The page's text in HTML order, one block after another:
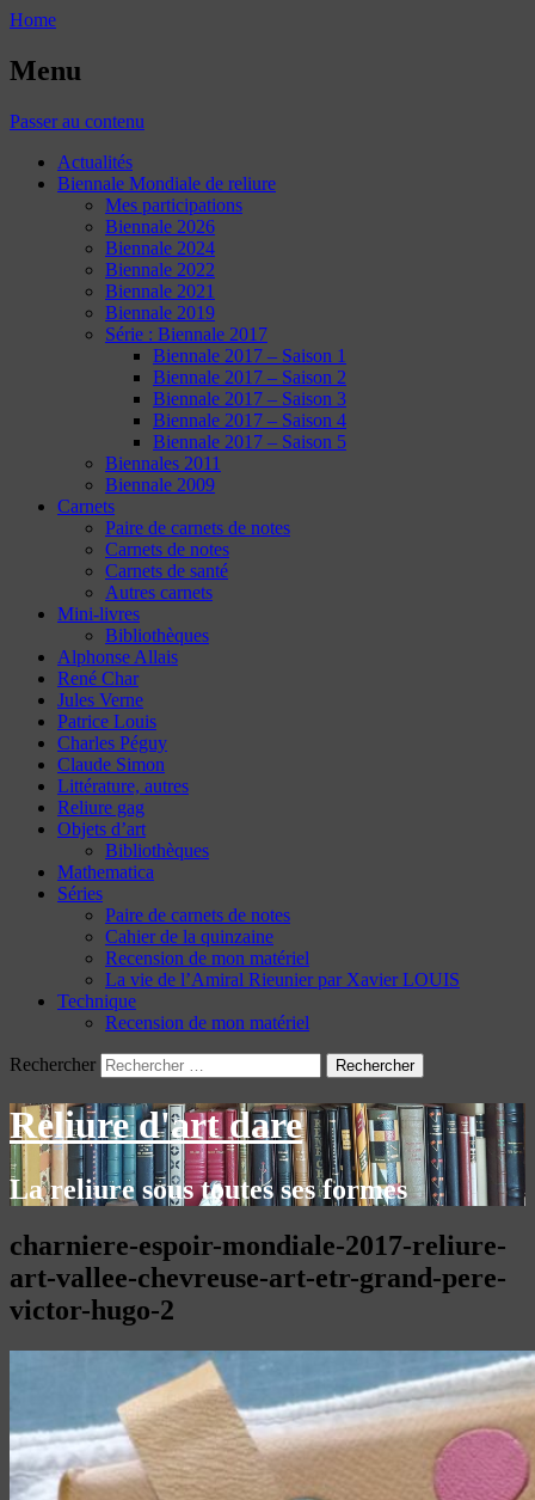
Home
Menu
Passer au contenu
Actualités
Biennale Mondiale de reliure
Mes participations
Biennale 2026
Biennale 2024
Biennale 2022
Biennale 2021
Biennale 2019
Série : Biennale 2017
Biennale 2017 – Saison 1
Biennale 2017 – Saison 2
Biennale 2017 – Saison 3
Biennale 2017 – Saison 4
Biennale 2017 – Saison 5
Biennales 2011
Biennale 2009
Carnets
Paire de carnets de notes
Carnets de notes
Carnets de santé
Autres carnets
Mini-livres
Bibliothèques
Alphonse Allais
René Char
Jules Verne
Patrice Louis
Charles Péguy
Claude Simon
Littérature, autres
Reliure gag
Objets d’art
Bibliothèques
Mathematica
Séries
Paire de carnets de notes
Cahier de la quinzaine
Recension de mon matériel
La vie de l’Amiral Rieunier par Xavier LOUIS
Technique
Recension de mon matériel
Rechercher
Reliure d'art dare
La reliure sous toutes ses formes
charniere-espoir-mondiale-2017-reliure-
art-vallee-chevreuse-art-etr-grand-pere-
victor-hugo-2